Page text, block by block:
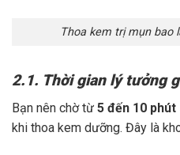
Thoa kem trị mụn bao
2.1. Thời gian lý tưởng
Bạn nên chờ từ 5 đến 10 phút
khi thoa kem dưỡng. Đây là